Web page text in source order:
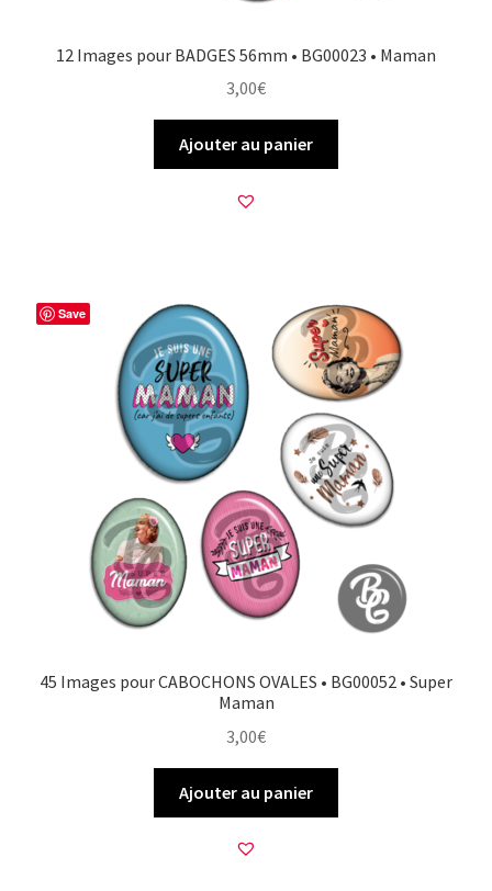
12 Images pour BADGES 56mm • BG00023 • Maman
3,00€
Ajouter au panier
Save
45 Images pour CABOCHONS OVALES • BG00052 • Super
Maman
3,00€
Ajouter au panier